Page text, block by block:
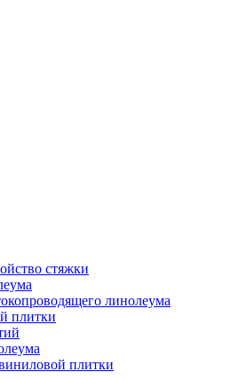
стяжки
линолеума
плитки
плитки